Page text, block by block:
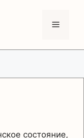
Меню
состояние,